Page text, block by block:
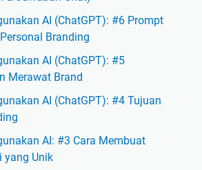
AI (ChatGPT): #6 Prompt
Branding
AI (ChatGPT): #5
Merawat Brand
AI (ChatGPT): #4 Tujuan
AI: #3 Cara Membuat
yang Unik